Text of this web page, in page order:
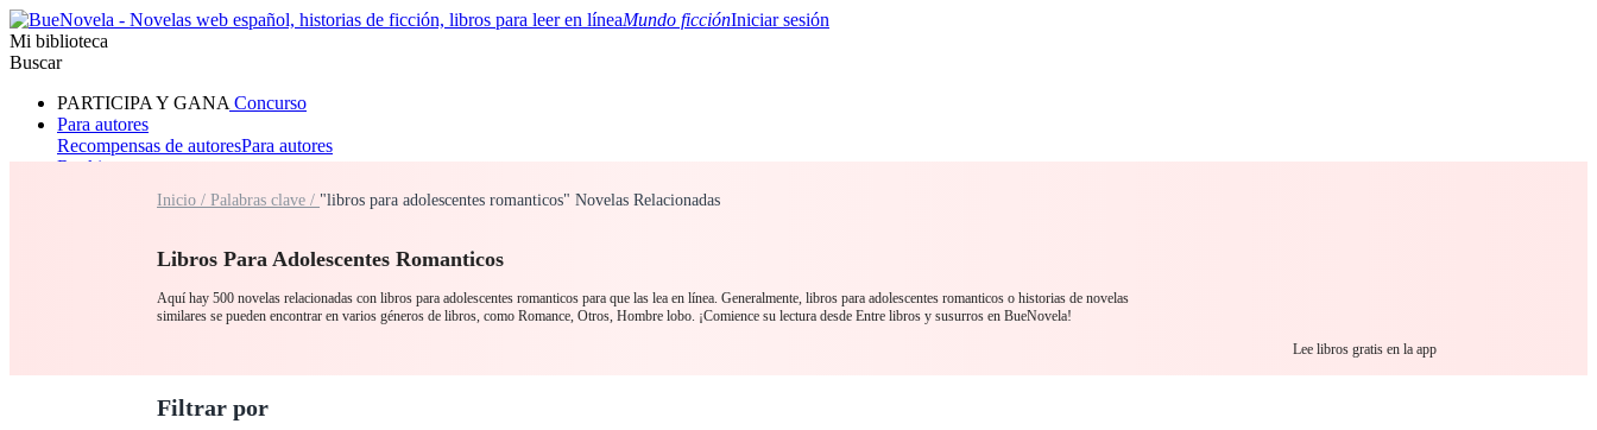
Mundo ficciónIniciar sesión
Mi biblioteca
Buscar
PARTICIPA Y GANA Concurso
Para autores
Recompensas de autoresPara autores
Ranking
RomanceHombre loboMafiaSistemaFantasíaUrbanoLGBTQ+
Inicio / Palabras clave / "libros para adolescentes romanticos" Novelas Relacionadas
Libros Para Adolescentes Romanticos
Aquí hay 500 novelas relacionadas con libros para adolescentes romanticos para que las lea en línea. Generalmente, libros para adolescentes romanticos o historias de novelas
similares se pueden encontrar en varios géneros de libros, como Romance, Otros, Hombre lobo. ¡Comience su lectura desde Entre libros y susurros en BueNovela!
Lee libros gratis en la app
Filtrar por